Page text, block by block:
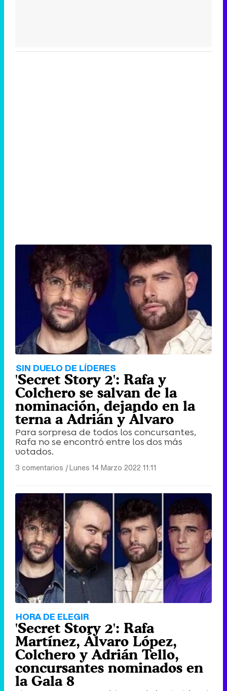
SIN DUELO DE LÍDERES
'Secret Story 2': Rafa y
Colchero se salvan de la
nominación, dejando en la
terna a Adrián y Álvaro
Para sorpresa de todos los concursantes,
Rafa no se encontró entre los dos más
votados.
3 comentarios |Lunes 14 Marzo 2022 11:11
HORA DE ELEGIR
'Secret Story 2': Rafa
Martínez, Álvaro López,
Colchero y Adrián Tello,
concursantes nominados en
la Gala 8